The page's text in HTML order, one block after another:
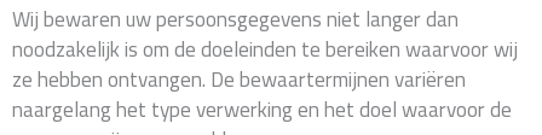
Wij bewaren uw persoonsgegevens niet langer dan
noodzakelijk is om de doeleinden te bereiken waarvoor wij
ze hebben ontvangen. De bewaartermijnen variëren
naargelang het type verwerking en het doel waarvoor de